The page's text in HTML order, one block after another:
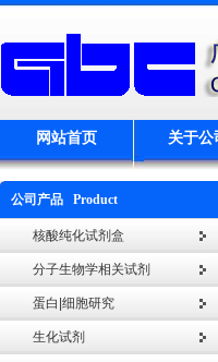
网站首页 关于公
公司产品 Product
核酸纯化试剂盒
分子生物学相关试剂
蛋白|细胞研究
生化试剂